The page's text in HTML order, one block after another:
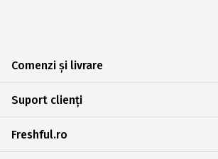
Comenzi și livrare
Suport clienți
Freshful.ro